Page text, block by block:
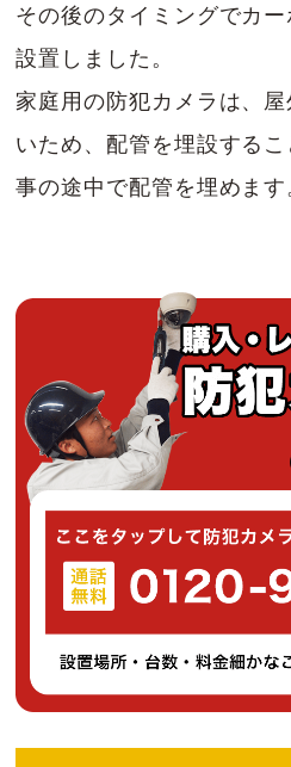
その後のタイミングでカ
設置しました。
家庭用の防犯カメラは、
いため、配管を埋設する
事の途中で配管を埋めます